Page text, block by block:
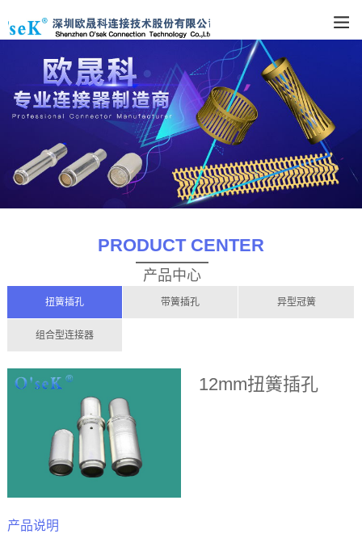
PRODUCT CENTER
产品中心
扭簧插孔 带簧插孔 异型冠簧
组合型连接器
12mm扭簧插孔
产品说明